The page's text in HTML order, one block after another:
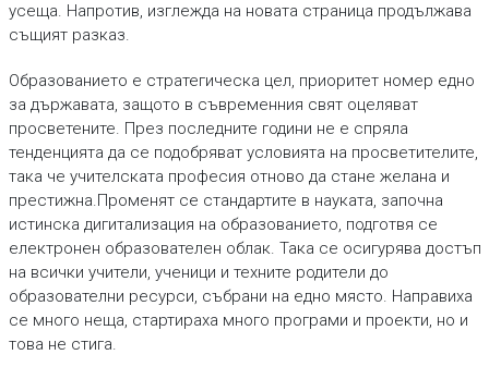
усеща. Напротив, изглежда на новата страница продължава
същият разказ.
Образованието е стратегическа цел, приоритет номер едно
за държавата, защото в съвременния свят оцеляват
просветените. През последните години не е спряла
тенденцията да се подобряват условията на просветителите,
така че учителската професия отново да стане желана и
престижна.Променят се стандартите в науката, започна
истинска дигитализация на образованието, подготвя се
електронен образователен облак. Така се осигурява достъп
на всички учители, ученици и техните родители до
образователни ресурси, събрани на едно място. Направиха
се много неща, стартираха много програми и проекти, но и
това не стига.